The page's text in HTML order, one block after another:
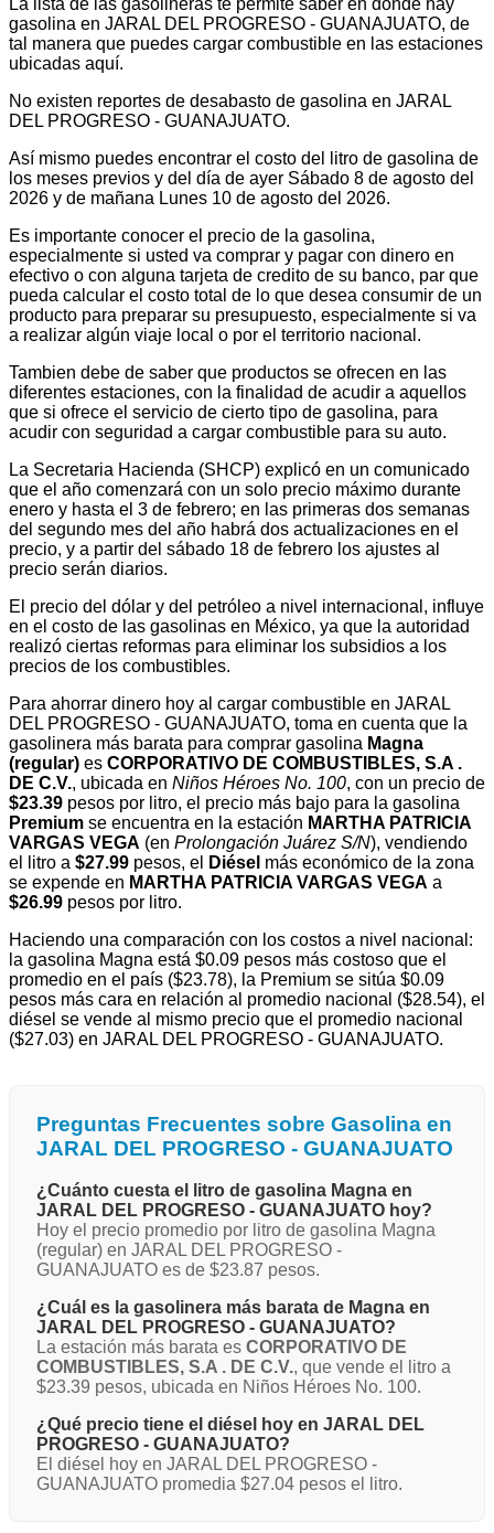
gasolina en JARAL DEL PROGRESO - GUANAJUATO, de
tal manera que puedes cargar combustible en las estaciones
ubicadas aquí.
No existen reportes de desabasto de gasolina en JARAL
DEL PROGRESO - GUANAJUATO.
Así mismo puedes encontrar el costo del litro de gasolina de
los meses previos y del día de ayer Sábado 8 de agosto del
2026 y de mañana Lunes 10 de agosto del 2026.
Es importante conocer el precio de la gasolina,
especialmente si usted va comprar y pagar con dinero en
efectivo o con alguna tarjeta de credito de su banco, par que
pueda calcular el costo total de lo que desea consumir de un
producto para preparar su presupuesto, especialmente si va
a realizar algún viaje local o por el territorio nacional.
Tambien debe de saber que productos se ofrecen en las
diferentes estaciones, con la finalidad de acudir a aquellos
que si ofrece el servicio de cierto tipo de gasolina, para
acudir con seguridad a cargar combustible para su auto.
La Secretaria Hacienda (SHCP) explicó en un comunicado
que el año comenzará con un solo precio máximo durante
enero y hasta el 3 de febrero; en las primeras dos semanas
del segundo mes del año habrá dos actualizaciones en el
precio, y a partir del sábado 18 de febrero los ajustes al
precio serán diarios.
El precio del dólar y del petróleo a nivel internacional, influye
en el costo de las gasolinas en México, ya que la autoridad
realizó ciertas reformas para eliminar los subsidios a los
precios de los combustibles.
Para ahorrar dinero hoy al cargar combustible en JARAL
DEL PROGRESO - GUANAJUATO, toma en cuenta que la
gasolinera más barata para comprar gasolina Magna
(regular) es CORPORATIVO DE COMBUSTIBLES, S.A .
DE C.V., ubicada en Niños Héroes No. 100, con un precio de
$23.39 pesos por litro, el precio más bajo para la gasolina
Premium se encuentra en la estación MARTHA PATRICIA
VARGAS VEGA (en Prolongación Juárez S/N), vendiendo
el litro a $27.99 pesos, el Diésel más económico de la zona
se expende en MARTHA PATRICIA VARGAS VEGA a
$26.99 pesos por litro.
Haciendo una comparación con los costos a nivel nacional:
la gasolina Magna está $0.09 pesos más costoso que el
promedio en el país ($23.78), la Premium se sitúa $0.09
pesos más cara en relación al promedio nacional ($28.54), el
diésel se vende al mismo precio que el promedio nacional
($27.03) en JARAL DEL PROGRESO - GUANAJUATO.
Preguntas Frecuentes sobre Gasolina en
JARAL DEL PROGRESO - GUANAJUATO
¿Cuánto cuesta el litro de gasolina Magna en
JARAL DEL PROGRESO - GUANAJUATO hoy?
Hoy el precio promedio por litro de gasolina Magna
(regular) en JARAL DEL PROGRESO -
GUANAJUATO es de $23.87 pesos.
¿Cuál es la gasolinera más barata de Magna en
JARAL DEL PROGRESO - GUANAJUATO?
La estación más barata es CORPORATIVO DE
COMBUSTIBLES, S.A . DE C.V., que vende el litro a
$23.39 pesos, ubicada en Niños Héroes No. 100.
¿Qué precio tiene el diésel hoy en JARAL DEL
PROGRESO - GUANAJUATO?
El diésel hoy en JARAL DEL PROGRESO -
GUANAJUATO promedia $27.04 pesos el litro.